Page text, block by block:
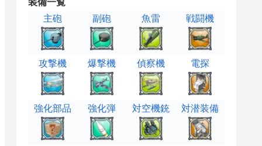
主砲
副砲 魚雷 戦闘機
攻撃機 爆撃機 偵察機 電探
強化部品 強化弾 対空機銃 対潜装備